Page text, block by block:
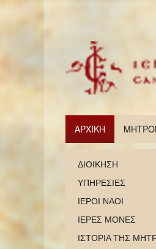
ΑΡΧΙΚΗ
ΔΙΟΙΚΗΣΗ
ΥΠΗΡΕΣΙΕΣ
ΙΕΡΟΙ ΝΑΟΙ
ΙΕΡΕΣ ΜΟΝΕΣ
ΙΣΤΟΡΙΑ ΤΗΣ